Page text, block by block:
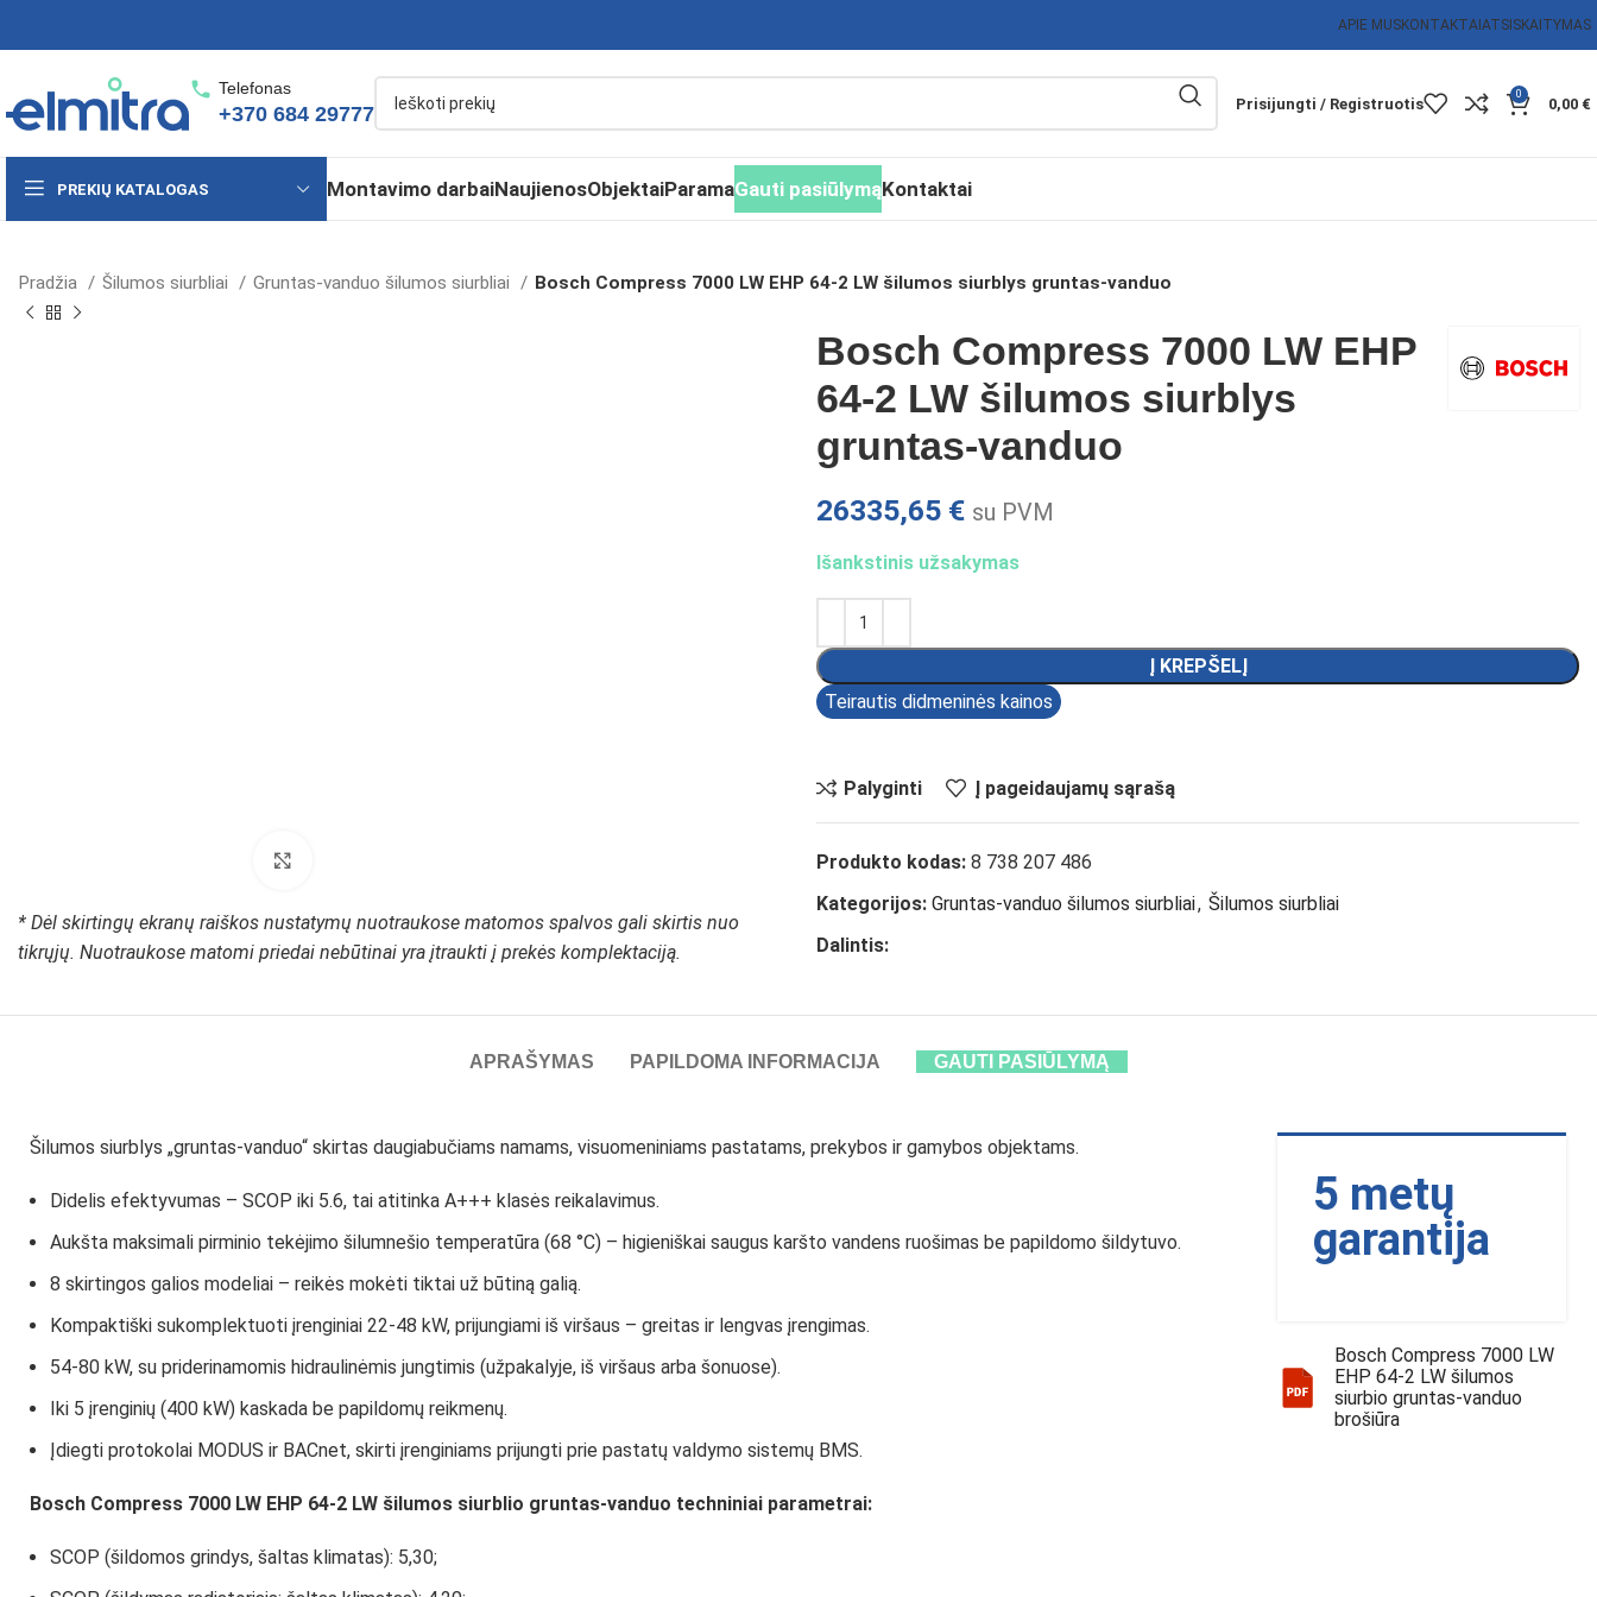
APIE MUSKONTAKTAI ATSISKAITYMAS
Telefonas
+370 684 29777 Prisijungti / Registruotis
0
0,00 €
PREKIŲ KATALOGAS Montavimo darbaiNaujienosObjektaiParamaGauti pasiūlymąKontaktai
Pradžia Šilumos siurbliai Gruntas-vanduo šilumos siurbliai Bosch Compress 7000 LW EHP 64-2 LW šilumos siurblys gruntas-vanduo
* Dėl skirtingų ekranų raiškos nustatymų nuotraukose matomos spalvos gali skirtis nuo
tikrųjų. Nuotraukose matomi priedai nebūtinai yra įtraukti į prekės komplektaciją.
Bosch Compress 7000 LW EHP
64-2 LW šilumos siurblys
gruntas-vanduo
26335,65 € su PVM
Išankstinis užsakymas
Į KREPŠELĮ
Teirautis didmeninės kainos
Palyginti Į pageidaujamų sąrašą
Produkto kodas: 8 738 207 486
Kategorijos: Gruntas-vanduo šilumos siurbliai, Šilumos siurbliai
Dalintis:
APRAŠYMAS PAPILDOMA INFORMACIJA GAUTI PASIŪLYMĄ
Šilumos siurblys „gruntas-vanduo“ skirtas daugiabučiams namams, visuomeniniams pastatams, prekybos ir gamybos objektams.
Didelis efektyvumas – SCOP iki 5.6, tai atitinka A+++ klasės reikalavimus.
Aukšta maksimali pirminio tekėjimo šilumnešio temperatūra (68 °С) – higieniškai saugus karšto vandens ruošimas be papildomo šildytuvo.
8 skirtingos galios modeliai – reikės mokėti tiktai už būtiną galią.
Kompaktiški sukomplektuoti įrenginiai 22-48 kW, prijungiami iš viršaus – greitas ir lengvas įrengimas.
54-80 kW, su priderinamomis hidraulinėmis jungtimis (užpakalyje, iš viršaus arba šonuose).
Iki 5 įrenginių (400 kW) kaskada be papildomų reikmenų.
Įdiegti protokolai MODUS ir BACnet, skirti įrenginiams prijungti prie pastatų valdymo sistemų BMS.
Bosch Compress 7000 LW EHP 64-2 LW šilumos siurblio gruntas-vanduo techniniai parametrai:
SCOP (šildomos grindys, šaltas klimatas): 5,30;
5 metų
garantija
Bosch Compress 7000 LW
EHP 64-2 LW šilumos
siurbio gruntas-vanduo
brošiūra